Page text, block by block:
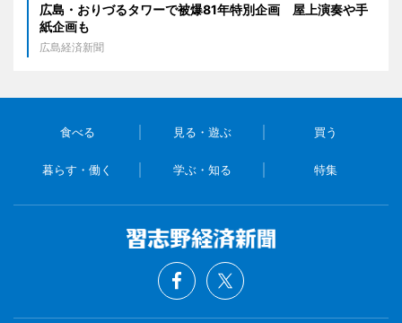
広島・おりづるタワーで被爆81年特別企画 屋上演奏や手
紙企画も
広島経済新聞
食べる 見る・遊ぶ 買う
暮らす・働く 学ぶ・知る 特集